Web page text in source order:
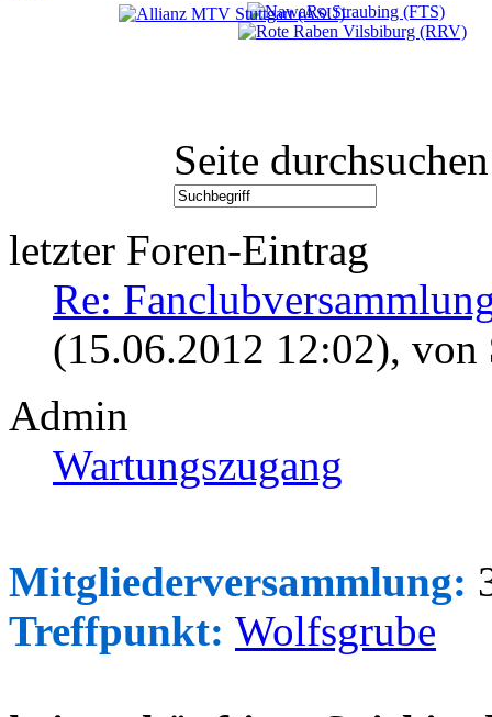
Seite durchsuchen
letzter Foren-Eintrag
Re:
(15.06.2012 12:02), von
Admin
Wartungszugang
Mitgliederversammlung:
Treffpunkt: Wolfsgrube